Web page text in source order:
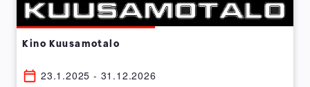
Kino Kuusamotalo
23.1.2025 - 31.12.2026